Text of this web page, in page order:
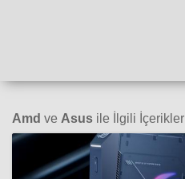
Amd ve Asus ile İlgili İçerikler